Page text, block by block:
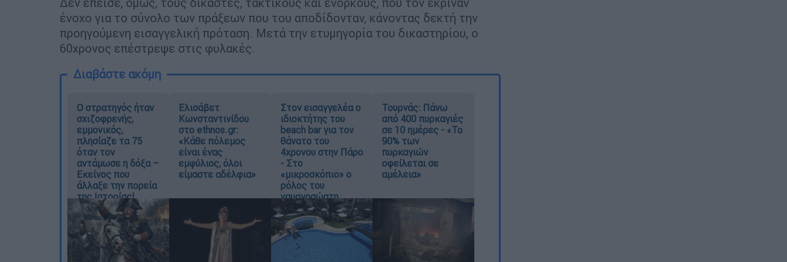
ένοχο για το σύνολο των πράξεων που του αποδίδονταν, κάνοντας δεκτή την
προηγούμενη εισαγγελική πρόταση. Μετά την ετυμηγορία του δικαστηρίου, ο
60χρονος επέστρεψε στις φυλακές.
Διαβάστε ακόμη
O στρατηγός ήταν
σχιζοφρενής,
εμμονικός,
πλησίαζε τα 75
όταν τον
αντάμωσε η δόξα –
Εκείνος που
άλλαξε την πορεία
της Ιστορίας!
Ελισάβετ
Κωνσταντινίδου
στο ethnos.gr:
«Κάθε πόλεμος
είναι ένας
εμφύλιος, όλοι
είμαστε αδέλφια»
Στον εισαγγελέα ο
ιδιοκτήτης του
beach bar για τον
θάνατο του
4χρονου στην Πάρο
- Στο
«μικροσκόπιο» ο
ρόλος του
ναυαγοσώστη
Τουρνάς: Πάνω
από 400 πυρκαγιές
σε 10 ημέρες - «Το
90% των
πυρκαγιών
οφείλεται σε
αμέλεια»